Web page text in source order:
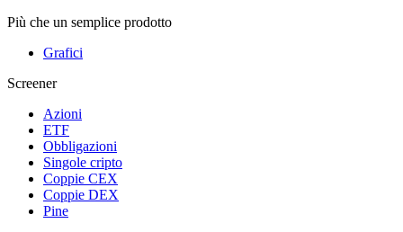
Più che un semplice prodotto
Grafici
Screener
Azioni
ETF
Obbligazioni
Singole cripto
Coppie CEX
Coppie DEX
Pine